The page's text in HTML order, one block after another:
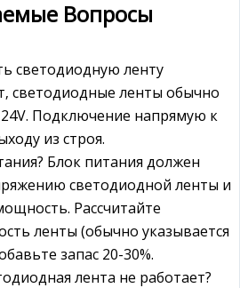
Вопросы
светодиодную ленту
светодиодные ленты обычно
Подключение напрямую к
из строя.
Блок питания должен
светодиодной ленты и
Рассчитайте
ленты (обычно указывается
запас 20-30%.
лента не работает?